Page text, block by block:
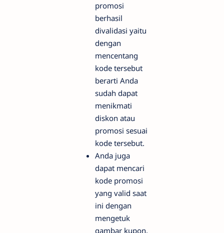
promosi
berhasil
divalidasi yaitu
dengan
mencentang
kode tersebut
berarti Anda
sudah dapat
menikmati
diskon atau
promosi sesuai
kode tersebut.
Anda juga
dapat mencari
kode promosi
yang valid saat
ini dengan
mengetuk
gambar kupon.